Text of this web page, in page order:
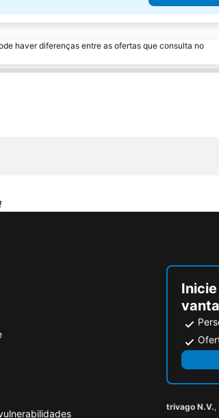
haver diferenças entre as ofertas que consulta no
trivago N.V.,